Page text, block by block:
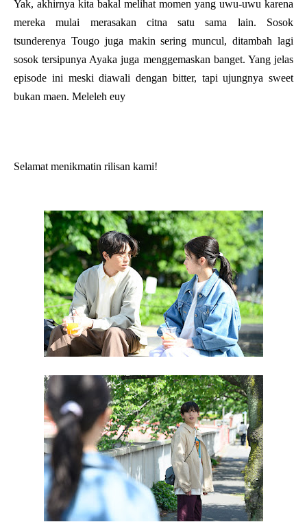
Yak, akhirnya kita bakal melihat momen yang uwu-uwu karena
mereka mulai merasakan citna satu sama lain. Sosok
tsunderenya Tougo juga makin sering muncul, ditambah lagi
sosok tersipunya Ayaka juga menggemaskan banget. Yang jelas
episode ini meski diawali dengan bitter, tapi ujungnya sweet
bukan maen. Meleleh euy
Selamat menikmatin rilisan kami!